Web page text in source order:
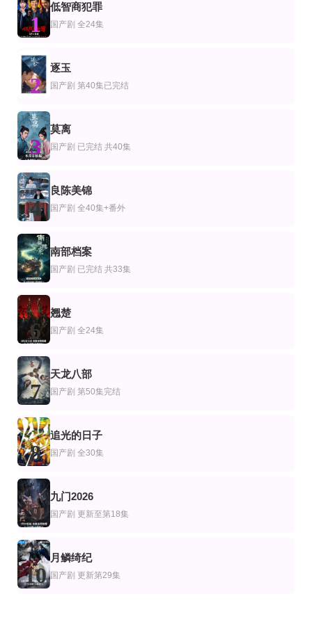
第12集完结
爱情二三事第二季
已完结
凤在江湖
全集
差班
第61集完结
天师钟馗台版
完结
恋爱的季节(2022)
更新至02集
别班第2季
已完结 共45集
回家的路有多远2017
王少雍,孙涛,闫学晶,王颢桦
全集
她在楼道里啃馒头，我不忍了
姚睿＆李子锋
更新至第20集
飞短留长父子兵粤语
郑嘉颖,陈松伶,黎耀祥,刘丹
已完结
幻海奇情粤语第二部
周润发,刘嘉玲,吴孟达,汤镇业,吕良伟,刘江,叶德娴 Deannie Yip
已完结 共12集
同一屋檐下第一季
福山雅治,江口洋介,石田壹成
全集
美女老婆别怕，你老公是无敌天师
王家霖＆张亚迪
王妃她从妖界来
常喆宽＆阿依夏
前女友求接盘，我反手闪婚女神
高鸿垲＆王佳琪
配对游戏
吴振硕,???,李泰亨
1
低智商犯罪
国产剧 全24集
2
逐玉
国产剧 第40集已完结
3
莫离
国产剧 已完结 共40集
4
良陈美锦
国产剧 全40集+番外
5
南部档案
国产剧 已完结 共33集
6
翘楚
国产剧 全24集
7
天龙八部
国产剧 第50集完结
8
追光的日子
国产剧 全30集
9
九门2026
国产剧 更新至第18集
10
月鳞绮纪
国产剧 更新第29集